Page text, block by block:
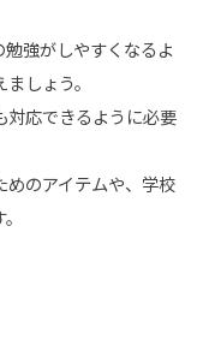
強がしやすくなるよ
しょう。
対応できるように必要
めのアイテムや、学校